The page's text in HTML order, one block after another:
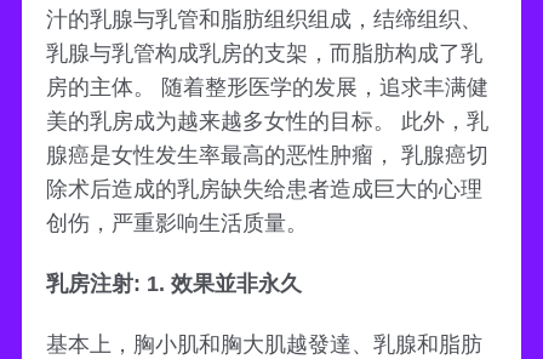
汁的乳腺与乳管和脂肪组织组成，结缔组织、
乳腺与乳管构成乳房的支架，而脂肪构成了乳
房的主体。 随着整形医学的发展，追求丰满健
美的乳房成为越来越多女性的目标。 此外，乳
腺癌是女性发生率最高的恶性肿瘤， 乳腺癌切
除术后造成的乳房缺失给患者造成巨大的心理
创伤，严重影响生活质量。
乳房注射: 1. 效果並非永久
基本上，胸小肌和胸大肌越發達、乳腺和脂肪